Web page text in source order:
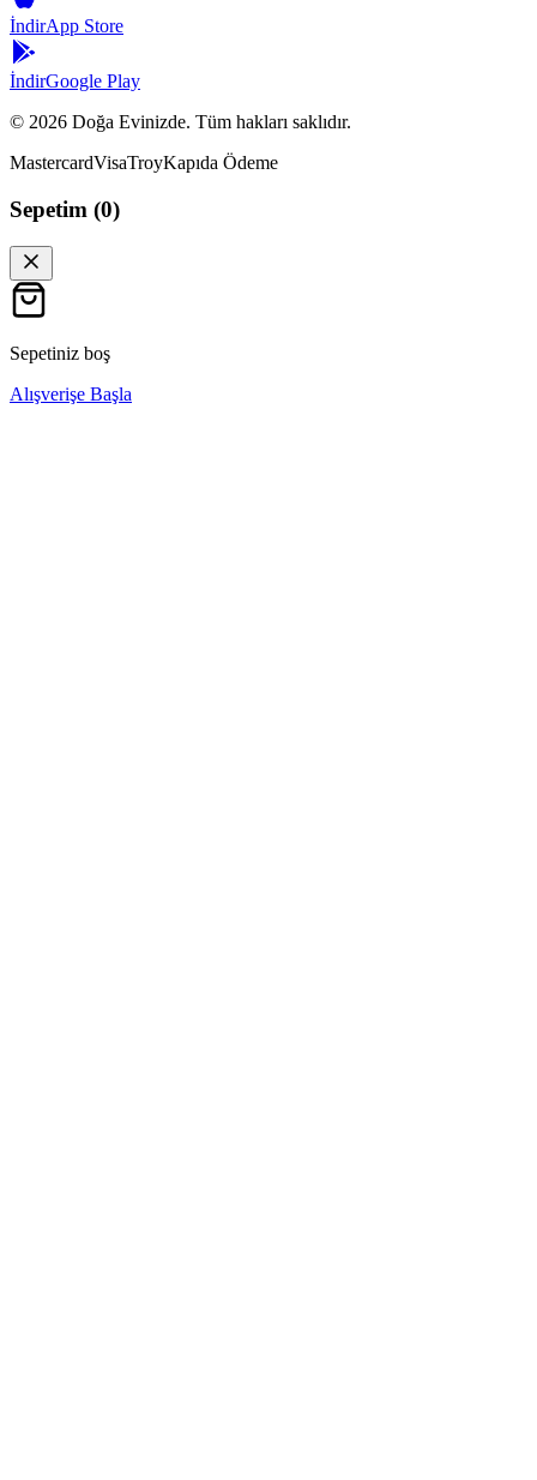
İndirApp Store
İndirGoogle Play
© 2026 Doğa Evinizde. Tüm hakları saklıdır.
MastercardVisaTroyKapıda Ödeme
Sepetim (0)
Sepetiniz boş
Alışverişe Başla